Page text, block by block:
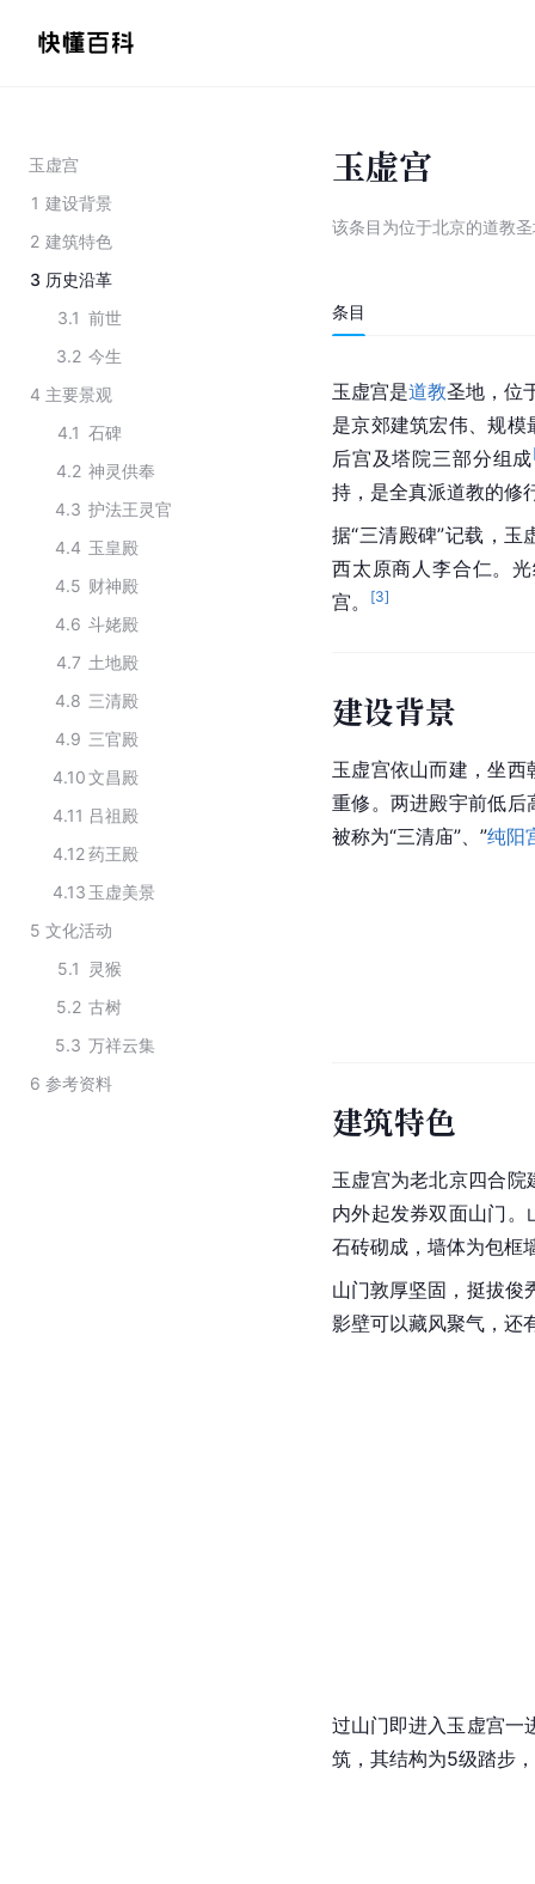
玉虚宫
1 建设背景
2 建筑特色
3 历史沿革
3.1 前世
3.2 今生
4 主要景观
4.1 石碑
4.2 神灵供奉
4.3 护法王灵官
4.4 玉皇殿
4.5 财神殿
4.6 斗姥殿
4.7 土地殿
4.8 三清殿
4.9 三官殿
4.10文昌殿
4.11 吕祖殿
4.12药王殿
4.13 玉虚美景
5 文化活动
5.1
灵猴
5.2 古树
5.3 万祥云集
6 参考资料
玉虚宫
该条目为位于北京的道教
条目
玉虚宫是道教圣地，位
是京郊建筑宏伟、规
后宫及塔院三部分组成
持，是全真派道教的修
据“三清殿碑”记载，玉
西太原商人李合仁。
宫。
[3]
建设背景
玉虚宫依山而建，坐
重修。两进殿宇前低后
被称为“三清庙”、”纯阳
建筑特色
玉虚宫为老北京四合
内外起发券双面山门
石砖砌成，墙体为包框
山门敦厚坚固，挺拔俊
影壁可以藏风聚气，还
过山门即进入玉虚宫一
筑，其结构为5级踏步